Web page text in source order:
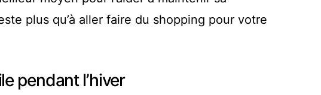
plus qu’à aller faire du shopping pour votre
pendant l’hiver